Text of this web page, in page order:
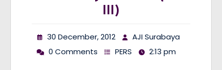
III)
30 December, 2012
AJI Surabaya
0 Comments
PERS 2:13 pm